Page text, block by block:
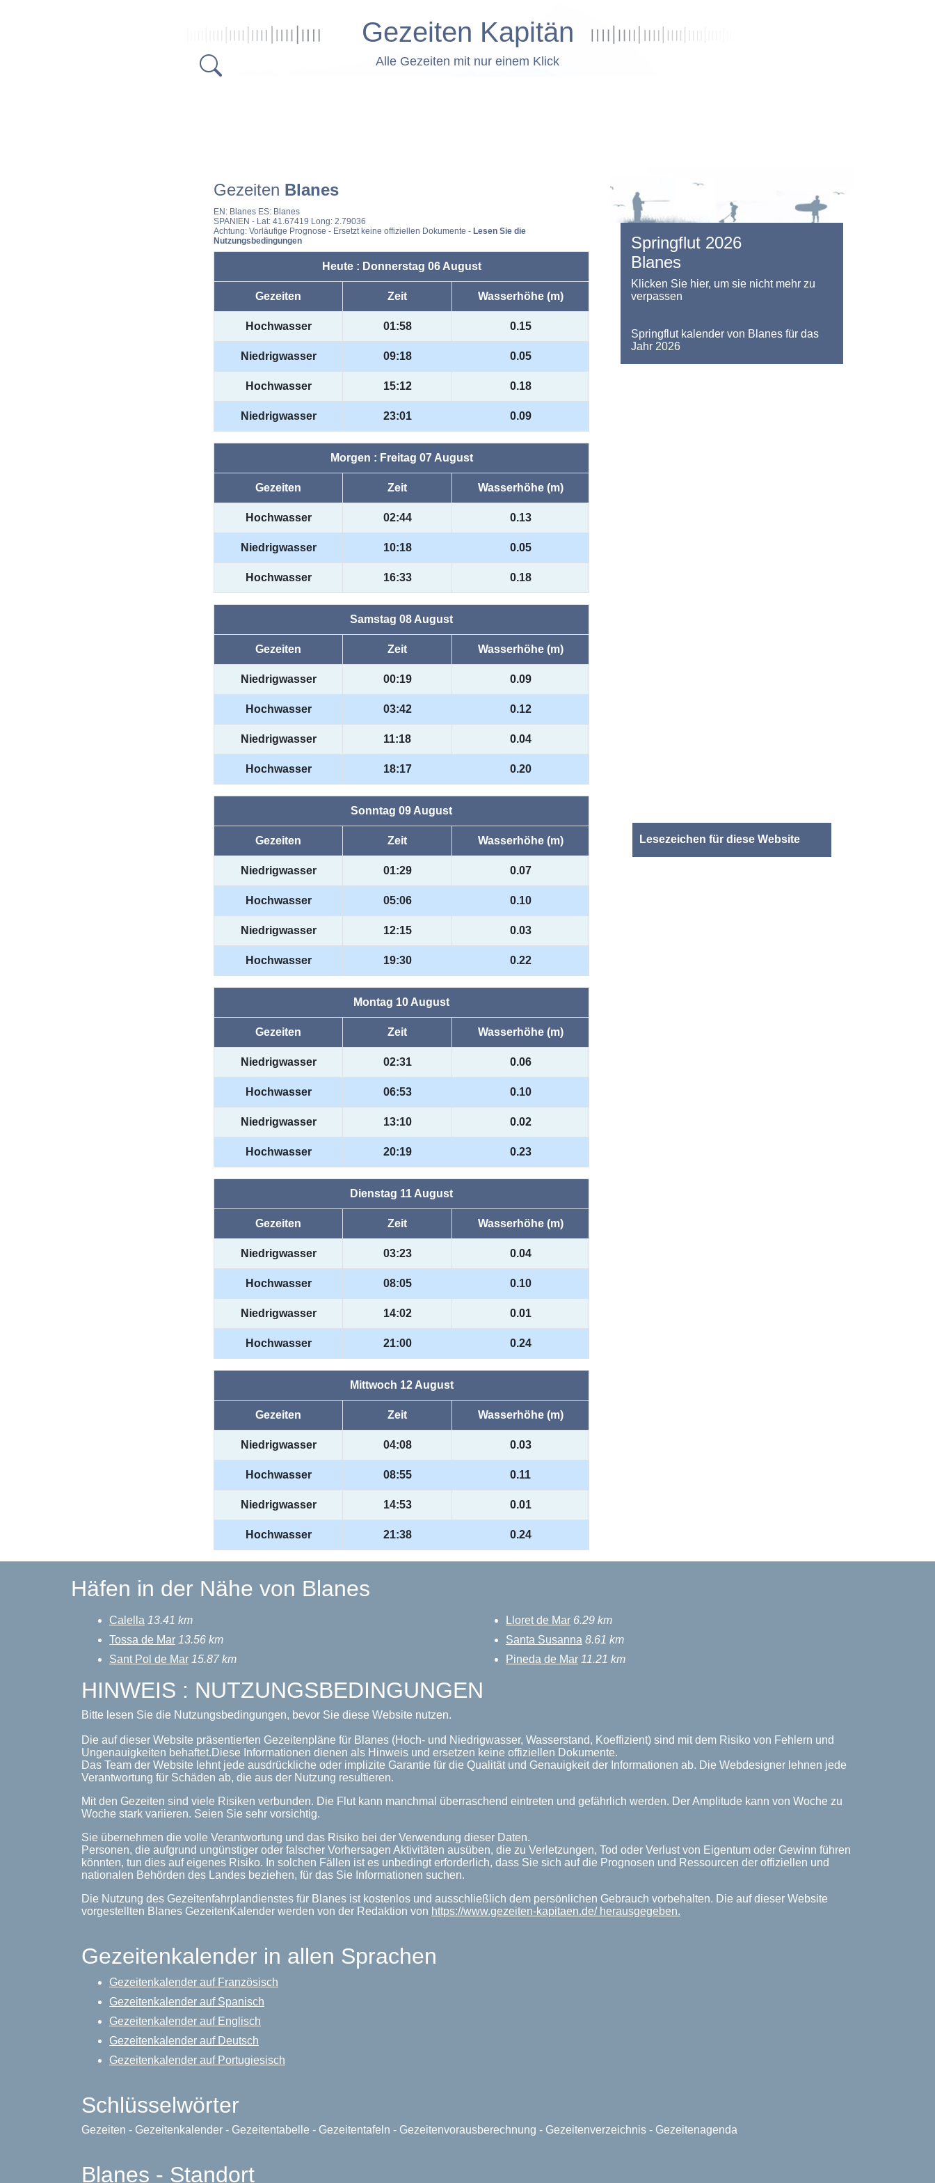
Gezeiten Kapitän
Alle Gezeiten mit nur einem Klick
Gezeiten Blanes
EN: Blanes ES: Blanes
SPANIEN - Lat: 41.67419 Long: 2.79036
Achtung: Vorläufige Prognose - Ersetzt keine offiziellen Dokumente - Lesen Sie die
Nutzungsbedingungen
Heute : Donnerstag 06 August
Gezeiten Zeit Wasserhöhe (m)
Hochwasser 01:58 0.15
Niedrigwasser 09:18 0.05
Hochwasser 15:12 0.18
Niedrigwasser 23:01 0.09
Morgen : Freitag 07 August
Gezeiten Zeit Wasserhöhe (m)
Hochwasser 02:44 0.13
Niedrigwasser 10:18 0.05
Hochwasser 16:33 0.18
Samstag 08 August
Gezeiten Zeit Wasserhöhe (m)
Niedrigwasser 00:19 0.09
Hochwasser 03:42 0.12
Niedrigwasser 11:18 0.04
Hochwasser 18:17 0.20
Sonntag 09 August
Gezeiten Zeit Wasserhöhe (m)
Niedrigwasser 01:29 0.07
Hochwasser 05:06 0.10
Niedrigwasser 12:15 0.03
Hochwasser 19:30 0.22
Montag 10 August
Gezeiten Zeit Wasserhöhe (m)
Niedrigwasser 02:31 0.06
Hochwasser 06:53 0.10
Niedrigwasser 13:10 0.02
Hochwasser 20:19 0.23
Dienstag 11 August
Gezeiten Zeit Wasserhöhe (m)
Niedrigwasser 03:23 0.04
Hochwasser 08:05 0.10
Niedrigwasser 14:02 0.01
Hochwasser 21:00 0.24
Mittwoch 12 August
Gezeiten Zeit Wasserhöhe (m)
Niedrigwasser 04:08 0.03
Hochwasser 08:55 0.11
Niedrigwasser 14:53 0.01
Hochwasser 21:38 0.24
Springflut 2026
Blanes
Klicken Sie hier, um sie nicht mehr zu
verpassen
Springflut kalender von Blanes für das
Jahr 2026
Lesezeichen für diese Website
Häfen in der Nähe von Blanes
Calella 13.41 km
Tossa de Mar 13.56 km
Sant Pol de Mar 15.87 km
Lloret de Mar 6.29 km
Santa Susanna 8.61 km
Pineda de Mar 11.21 km
HINWEIS : NUTZUNGSBEDINGUNGEN
Bitte lesen Sie die Nutzungsbedingungen, bevor Sie diese Website nutzen.
Die auf dieser Website präsentierten Gezeitenpläne für Blanes (Hoch- und Niedrigwasser, Wasserstand, Koeffizient) sind mit dem Risiko von Fehlern und
Ungenauigkeiten behaftet.Diese Informationen dienen als Hinweis und ersetzen keine offiziellen Dokumente.
Das Team der Website lehnt jede ausdrückliche oder implizite Garantie für die Qualität und Genauigkeit der Informationen ab. Die Webdesigner lehnen jede
Verantwortung für Schäden ab, die aus der Nutzung resultieren.
Mit den Gezeiten sind viele Risiken verbunden. Die Flut kann manchmal überraschend eintreten und gefährlich werden. Der Amplitude kann von Woche zu
Woche stark variieren. Seien Sie sehr vorsichtig.
Sie übernehmen die volle Verantwortung und das Risiko bei der Verwendung dieser Daten.
Personen, die aufgrund ungünstiger oder falscher Vorhersagen Aktivitäten ausüben, die zu Verletzungen, Tod oder Verlust von Eigentum oder Gewinn führen
könnten, tun dies auf eigenes Risiko. In solchen Fällen ist es unbedingt erforderlich, dass Sie sich auf die Prognosen und Ressourcen der offiziellen und
nationalen Behörden des Landes beziehen, für das Sie Informationen suchen.
Die Nutzung des Gezeitenfahrplandienstes für Blanes ist kostenlos und ausschließlich dem persönlichen Gebrauch vorbehalten. Die auf dieser Website
vorgestellten Blanes GezeitenKalender werden von der Redaktion von https://www.gezeiten-kapitaen.de/ herausgegeben.
Gezeitenkalender in allen Sprachen
Gezeitenkalender auf Französisch
Gezeitenkalender auf Spanisch
Gezeitenkalender auf Englisch
Gezeitenkalender auf Deutsch
Gezeitenkalender auf Portugiesisch
Schlüsselwörter
Gezeiten - Gezeitenkalender - Gezeitentabelle - Gezeitentafeln - Gezeitenvorausberechnung - Gezeitenverzeichnis - Gezeitenagenda
Blanes - Standort